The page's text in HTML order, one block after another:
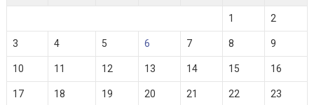
1 2
3 4 5 6 7 8 9
10 11 12 13 14 15 16
17 18 19 20 21 22 23